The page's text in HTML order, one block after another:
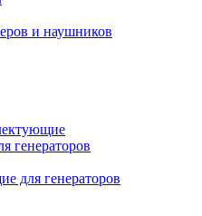
и наушников
генераторов
для генераторов